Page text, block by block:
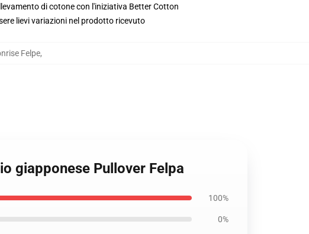
di cotone con l'iniziativa Better Cotton
lievi variazioni nel prodotto ricevuto
Felpe,
giapponese Pullover Felpa
100%
0%